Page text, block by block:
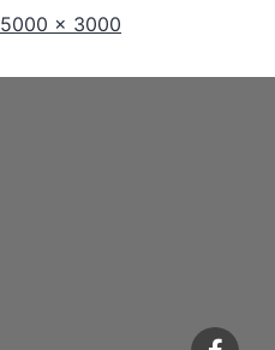
5000 × 3000